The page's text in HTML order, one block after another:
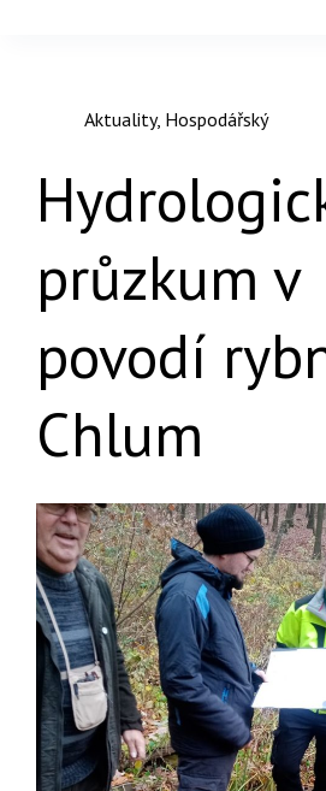
Aktuality, Hospodářský
průzkum v
povodí
Chlum